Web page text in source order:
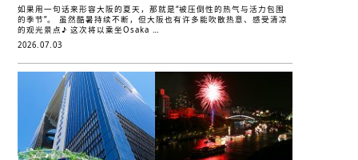
如果用一句话来形容大阪的夏天，那就是“被压倒性的热气与活力包围
的季节”。 虽然酷暑持续不断，但大阪也有许多能吹散热意、感受清凉
的观光景点♪ 这次将以乘坐Osaka …
2026.07.03